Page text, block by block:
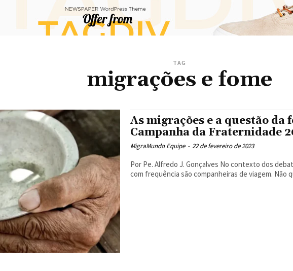
TAG
migrações e fome
As migrações e a questão
Campanha da Fraternidade
MigraMundo Equipe - 22 de fevereiro de 2023
Por Pe. Alfredo J. Gonçalves No contexto dos debates sobre a Campanha da Fraternidade, migração e fome
com frequência são companheiras de viagem. Não